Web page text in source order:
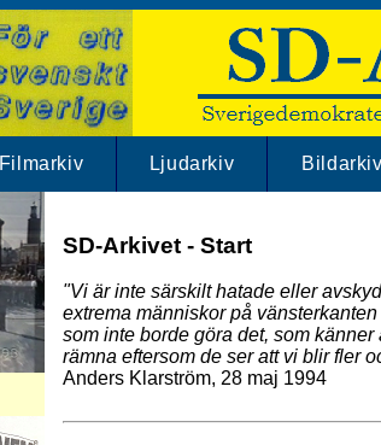
Filmarkiv Ljudarkiv Bildarkiv
SD-Arkivet - Start
"Vi är inte särskilt hatade eller
extrema människor på
som inte borde göra det, som
rämna eftersom de ser att vi blir fler
Anders Klarström, 28 maj 1994